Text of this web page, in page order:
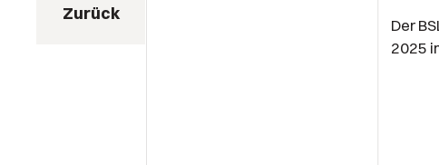
Zurück
Der
2025